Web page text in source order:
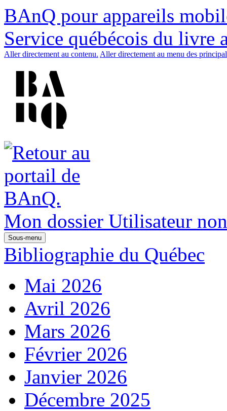
BAnQ pour appareils
Service québécois du livre
Aller directement au contenu. Aller directement au menu des
Mon dossier Utilisateur
Sous-menu
Bibliographie du Québec
Mai 2026
Avril 2026
Mars 2026
Février 2026
Janvier 2026
Décembre 2025